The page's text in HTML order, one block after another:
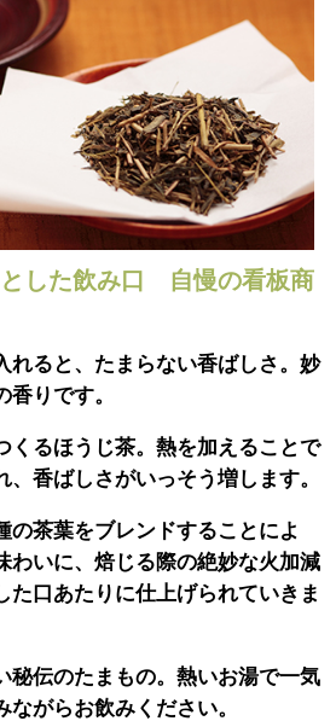
した飲み口 自慢の看板商
れると、たまらない香ばしさ。妙
りです。
くるほうじ茶。熱を加えることで
香ばしさがいっそう増します。
の茶葉をブレンドすることによ
わいに、焙じる際の絶妙な火加減
た口あたりに仕上げられていきま
秘伝のたまもの。熱いお湯で一気
がらお飲みください。